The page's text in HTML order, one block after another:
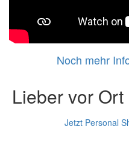
Noch mehr
Lieber vor
Jetzt Personal